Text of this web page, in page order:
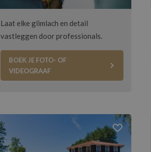
Laat elke glimlach en detail
vastleggen door professionals.
BOEK JE FOTO- OF
VIDEOGRAAF